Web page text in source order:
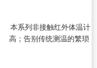
本系列非接触红外体温计
高；告别传统测温的繁琐